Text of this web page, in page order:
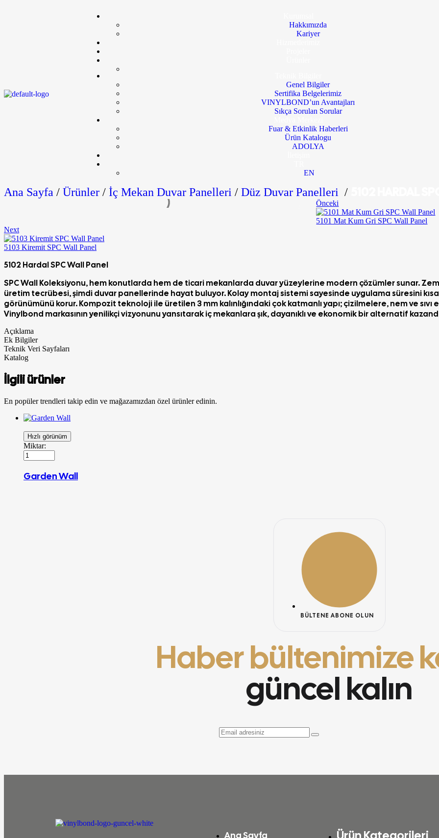
Hakkımızda
Kariyer
Genel Bilgiler
Sertifika Belgelerimiz
VINYLBOND’un Avantajları
Sıkça Sorulan Sorular
Fuar & Etkinlik Haberleri
Ürün Katalogu
ADOLYA
EN
Ana Sayfa / Ürünler / İç Mekan Duvar Panelleri / Düz Duvar Panelleri /
Önceki
5101 Mat Kum Gri SPC Wall Panel
Next
5103 Kiremit SPC Wall Panel
5102 Hardal SPC Wall Panel
SPC Wall Koleksiyonu, hem konutlarda hem de ticari mekanlarda duvar yüzeylerine modern çözümler sunar.
üretim tecrübesi,şimdi duvar panellerinde hayat buluyor. Kolay montaj sistemi sayesinde uygulama süresini
görünümünü korur. Kompozit teknoloji ile üretilen 3 mm kalınlığındakiçok katmanlı yapı; çizilmelere, nem ve sıvı
Vinylbond markasının yenilikçi vizyonunu yansıtarak iç mekanlaraşık, dayanıklıve ekonomik bir alternatif
Açıklama
Ek Bilgiler
Teknik Veri Sayfaları
Katalog
İlgili ürünler
En popüler trendleri takip edin ve mağazamızdan özel ürünler edinin.
Hızlı görünüm
Miktar:
Garden Wall
BÜLTENE ABONE OLUN
Haber bültenimize
güncel kalın
Ana Sayfa